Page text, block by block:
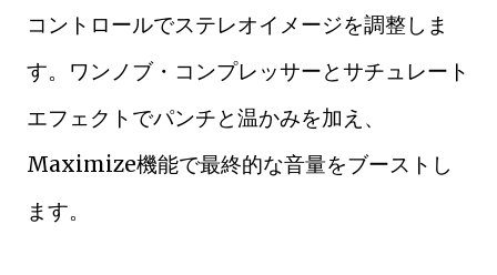
コントロールでステレオイメージを調整しま
す。ワンノブ・コンプレッサーとサチュレート
エフェクトでパンチと温かみを加え、
Maximize機能で最終的な音量をブーストし
ます。